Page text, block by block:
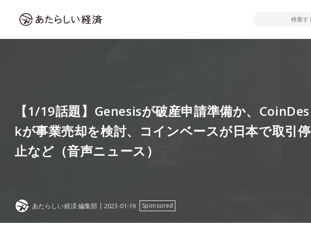
【1/19話題】Genesisが破産申請準備か、CoinDes
kが事業売却を検討、コインベースが日本で取引停
止など（音声ニュース）
あたらしい経済 編集部 2023-01-19 Sponsored